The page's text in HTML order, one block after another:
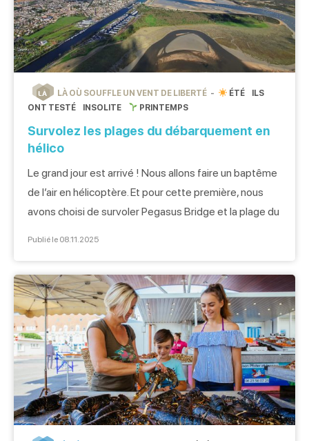
LÀ LÀ OÙ SOUFFLE UN VENT DE LIBERTÉ ÉTÉ
ILS
ONT TESTÉ
INSOLITE PRINTEMPS
Survolez les plages du débarquement en
hélico
Le grand jour est arrivé ! Nous allons faire un baptême
de l’air en hélicoptère. Et pour cette première, nous
avons choisi de survoler Pegasus Bridge et la plage du
exceptionnelle. Le vol […]
Publié le 08.11.2025